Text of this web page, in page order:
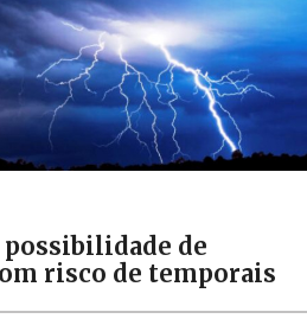
de
risco de temporais